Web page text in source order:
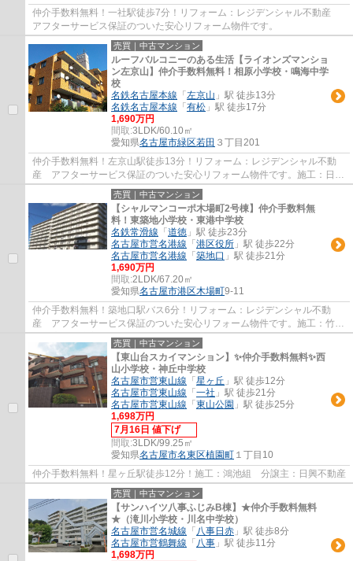
仲介手数料無料！一社駅徒歩7分！リフォーム：レジデンシャル不動産
アフターサービス保証のついた安心リフォーム物件です。
売買｜中古マンション
ルーフバルコニーのある生活【ライオンズマンショ
ン左京山】仲介手数料無料！相原小学校・鳴海中学
校
名鉄名古屋本線 「 左京山 」駅 徒歩13分
名鉄名古屋本線 「 有松 」駅 徒歩17分
1,690万円
間取:3LDK/60.10㎡
愛知県名古屋市緑区若田 ３丁目201
仲介手数料無料！左京山駅徒歩13分！リフォーム：レジデンシャル不動
産 アフターサービス保証のついた安心リフォーム物件です。施工：日東
建設 分譲主：大京観光
売買｜中古マンション
【シャルマンコーポ木場町2号棟】仲介手数料無
料！東築地小学校・東港中学校
名鉄常滑線 「 道徳 」駅 徒歩23分
名古屋市営名港線 「 港区役所 」駅 徒歩22分
名古屋市営名港線 「 築地口 」駅 徒歩21分
1,690万円
間取:2LDK/67.20㎡
愛知県名古屋市港区木場町9-11
仲介手数料無料！築地口駅バス6分！リフォーム：レジデンシャル不動
産 アフターサービス保証のついた安心リフォーム物件です。施工：竹中
工務店 分譲主：東レ建設㈱
売買｜中古マンション
【東山台スカイマンション】✨️仲介手数料無料✨️西
山小学校・神丘中学校
名古屋市営東山線 「 星ヶ丘 」駅 徒歩12分
名古屋市営東山線 「 一社 」駅 徒歩21分
名古屋市営東山線 「 東山公園 」駅 徒歩25分
1,698万円
7月16日 値下げ
間取:3LDK/99.25㎡
愛知県名古屋市名東区植園町 １丁目10
仲介手数料無料！星ヶ丘駅徒歩12分！施工：鴻池組 分譲主：日興不動産
売買｜中古マンション
【サンハイツ八事ふじみB棟】★仲介手数料無料
★（滝川小学校・川名中学校）
名古屋市営名城線 「 八事日赤 」駅 徒歩8分
名古屋市営鶴舞線 「 八事 」駅 徒歩11分
1,698万円